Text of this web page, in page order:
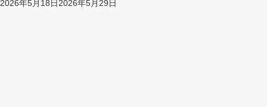
2026年5月18日2026年5月29日